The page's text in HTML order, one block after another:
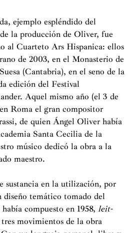
ejemplo espléndido del
la producción de Oliver, fue
al Cuarteto Ars Hispanica: ellos
de 2003, en el Monasterio de
(Cantabria), en el seno de la
edición del Festival
Aquel mismo año (el 3 de
Roma el gran compositor
de quien Ángel Oliver había
Santa Cecilia de la
músico dedicó la obra a la
maestro.
sustancia en la utilización, por
temático tomado del
compuesto en 1958, leit-
movimientos de la obra